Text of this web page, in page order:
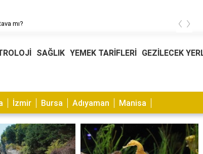
mı? ‹ ›
SAĞLIK YEMEK TARİFLERİ GEZİLECEK
İzmir Bursa Adıyaman Manisa